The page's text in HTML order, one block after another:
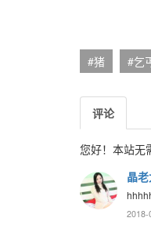
#猪 #乞
评论
您好！本站无
晶
2018-